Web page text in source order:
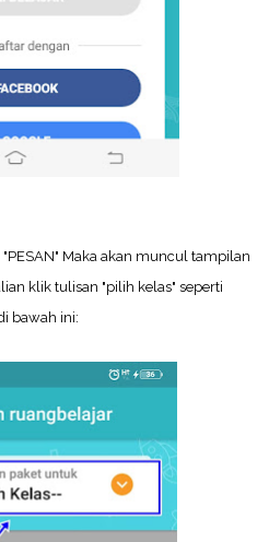
Maka akan muncul tampilan
klik tulisan "pilih kelas" seperti
bawah ini: